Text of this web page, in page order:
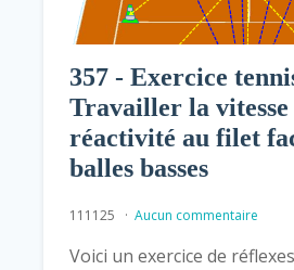
357 - Exercice
Travailler la vitesse
réactivité au filet
balles basses
111125 Aucun commentaire
Voici un exercice de